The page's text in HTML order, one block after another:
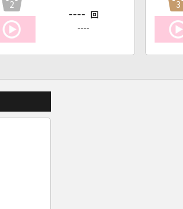
2
---- 回
----
3